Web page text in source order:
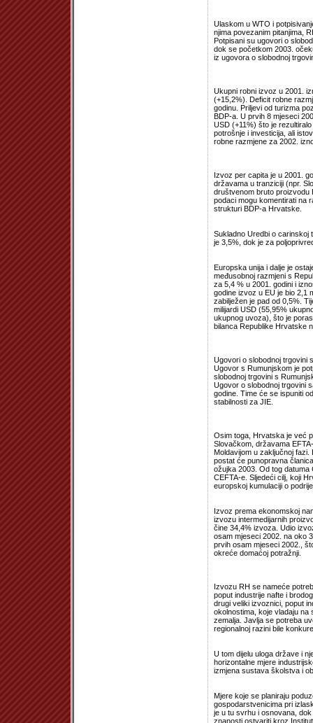
Ulaskom u WTO i
njima povezanim pitanjima,
Potpisani su ugovori o
dok se početkom 2003.
iz ugovora o slobodnoj
Ukupni robni izvoz u 2001.
(+15,2%). Deficit robne
godinu. Priljevi od turizma
BDP-a. U prvih 8 mjeseci
USD (+11%) što je
potrošnje i investicija, ali
robne razmjene za 2002.
Izvoz per capita je u 2001.
državama u tranziciji (npr.
društvenom bruto proizvodu
podaci mogu komentirati na
strukturi BDP-a Hrvatske.
Sukladno Uredbi o carinskoj
je 3,5%, dok je za
Europska unija i dalje je
međusobnoj razmjeni s
za 5,4 % u 2001. godini i
godine izvoz u EU je bio 2,1
zabilježen je pad od 0,5%.
milijardi USD (55,95%
ukupnog uvoza), što je
bilanca Republike Hrvatske
Ugovori o slobodnoj trgovini
Ugovor s Rumunjskom je
slobodnoj trgovini s
Ugovor o slobodnoj trgovini
godine. Time će se ispuniti
stabilnosti za JIE.
Osim toga, Hrvatska je već
Slovačkom, državama
Moldavijom u zaključnoj
postat će punopravna
ožujka 2003. Od tog datuma
CEFTA-e. Sljedeći cilj, koji
europskoj kumulaciji o
Izvoz prema ekonomskoj
izvozu intermedijarnih
čine 34,4% izvoza. Udio
osam mjeseci 2002. na oko
prvih osam mjeseci 2002.,
okreće domaćoj potražnji.
Izvozu RH se nameće
poput industrije nafte i
drugi veliki izvoznici, poput
okolnostima, koje vladaju na
zemalja. Javlja se potreba
regionalnoj razini bile
U tom dijelu uloga države i
horizontalne mjere
izmjena sustava školstva i
Mjere koje se planiraju
gospodarstvenicima pri
je u tu svrhu i osnovana,
znanosti ostvariti kroz